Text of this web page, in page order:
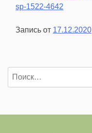
sp-1522-4642
Запись от 17.12.2020
Найти: